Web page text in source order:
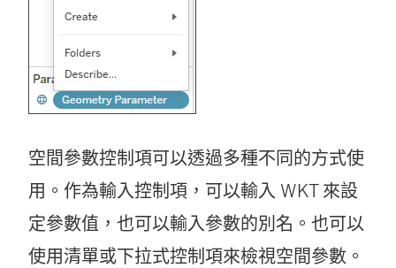
空間參數控制項可以透過多種不同的方式使
用。作為輸入控制項，可以輸入 WKT 來設
定參數值，也可以輸入參數的別名。也可以
使用清單或下拉式控制項來檢視空間參數。